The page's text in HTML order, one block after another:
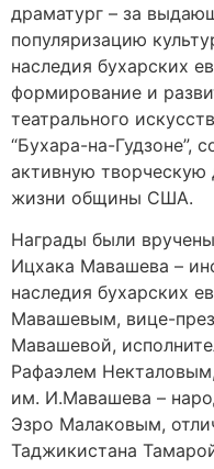
драматург – за
популяризацию
наследия бухарских
формирование и
театрального
“Бухара-на-Гудзоне”,
активную творческую
жизни общины США.
Награды были
Ицхака Мавашева –
наследия бухарских
Мавашевым, вице-
Мавашевой,
Рафаэлем
им. И.Мавашева –
Эзро Малаковым,
Таджикистана